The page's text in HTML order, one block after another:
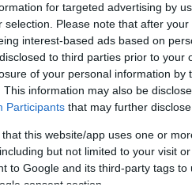
for targeted advertising by
selection. Please note that after
interest-based ads based on
to third parties prior to
of your personal information by
This information may also be
Participants that may further
that this website/app uses one or
but not limited to your visit
to Google and its third-party tags
consent section.
οφειλών 72 δόσεων
. Ειδικότερα,
Οικονομικών
στις 26 Ιανουαρίου του
η προθεσμία έληγε στις
830.000